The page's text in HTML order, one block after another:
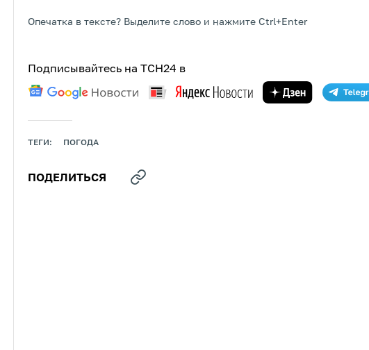
Опечатка в тексте? Выделите слово и нажмите Ctrl+Enter
Подписывайтесь на ТСН24 в
ТЕГИ: ПОГОДА
ПОДЕЛИТЬСЯ